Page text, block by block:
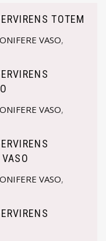
TOTEM
VASO,
VASO,
VASO,